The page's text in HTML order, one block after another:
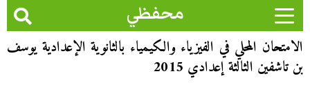
محفظي
الامتحان المحلي في الفيزياء والكيمياء بالثانوية الإعدادية يوسف
بن تاشفين الثالثة إعدادي 2015